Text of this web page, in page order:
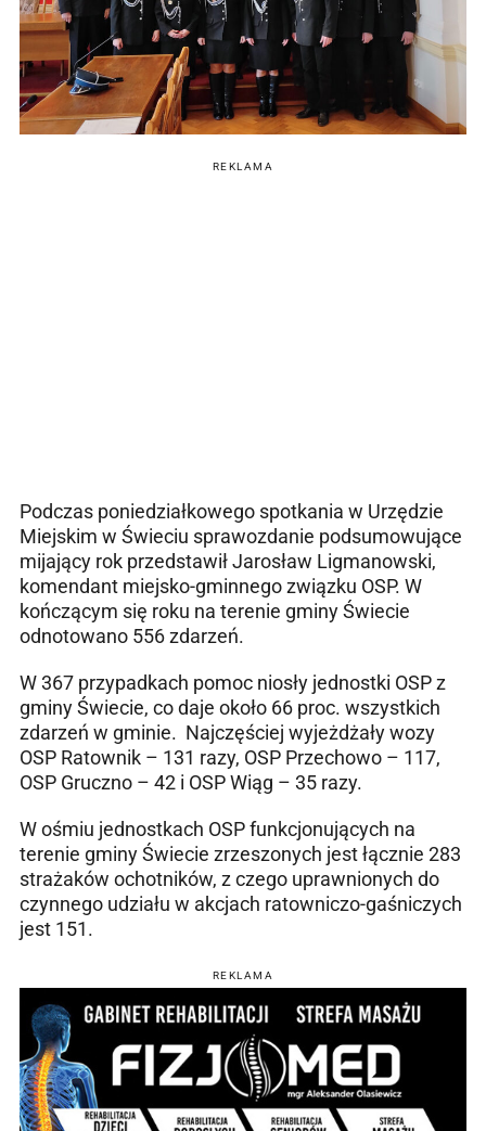
REKLAMA
Podczas poniedziałkowego spotkania w Urzędzie
Miejskim w Świeciu sprawozdanie podsumowujące
mijający rok przedstawił Jarosław Ligmanowski,
komendant miejsko-gminnego związku OSP. W
kończącym się roku na terenie gminy Świecie
odnotowano 556 zdarzeń.
W 367 przypadkach pomoc niosły jednostki OSP z
gminy Świecie, co daje około 66 proc. wszystkich
zdarzeń w gminie. Najczęściej wyjeżdżały wozy
OSP Ratownik – 131 razy, OSP Przechowo – 117,
OSP Gruczno – 42 i OSP Wiąg – 35 razy.
W ośmiu jednostkach OSP funkcjonujących na
terenie gminy Świecie zrzeszonych jest łącznie 283
strażaków ochotników, z czego uprawnionych do
czynnego udziału w akcjach ratowniczo-gaśniczych
jest 151.
REKLAMA